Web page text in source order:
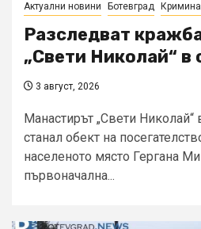
Актуални новини Ботевград
Разследват
„Свети Николай“ в
3 август, 2026
Манастирът „Свети Николай“
станал обект на
населеното място Гергана
първоначална...